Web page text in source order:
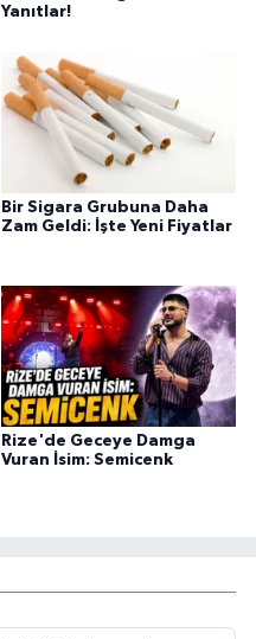
Yanıtlar!
Bir Sigara Grubuna Daha
Zam Geldi: İşte Yeni Fiyatlar
Rize'de Geceye Damga
Vuran İsim: Semicenk